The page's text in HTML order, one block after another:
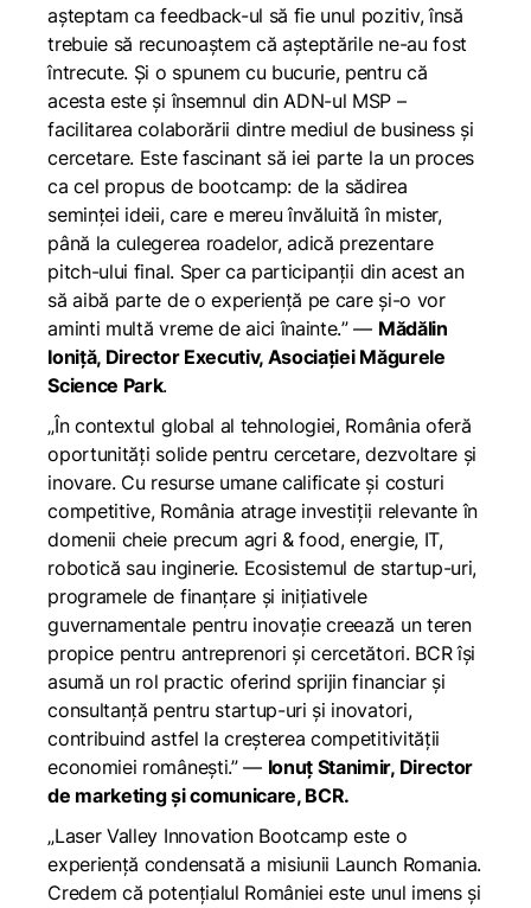
așteptam ca feedback-ul să fie unul pozitiv, însă
trebuie să recunoaștem că așteptările ne-au fost
întrecute. Și o spunem cu bucurie, pentru că
acesta este și însemnul din ADN-ul MSP –
facilitarea colaborării dintre mediul de business și
cercetare. Este fascinant să iei parte la un proces
ca cel propus de bootcamp: de la sădirea
seminței ideii, care e mereu învăluită în mister,
până la culegerea roadelor, adică prezentare
pitch-ului final. Sper ca participanții din acest an
să aibă parte de o experiență pe care și-o vor
aminti multă vreme de aici înainte.” — Mădălin
Ioniță, Director Executiv, Asociației Măgurele
Science Park.
„În contextul global al tehnologiei, România oferă
oportunități solide pentru cercetare, dezvoltare și
inovare. Cu resurse umane calificate și costuri
competitive, România atrage investiții relevante în
domenii cheie precum agri & food, energie, IT,
robotică sau inginerie. Ecosistemul de startup-uri,
programele de finanțare și inițiativele
guvernamentale pentru inovație creează un teren
propice pentru antreprenori și cercetători. BCR își
asumă un rol practic oferind sprijin financiar și
consultanță pentru startup-uri și inovatori,
contribuind astfel la creșterea competitivității
economiei românești.”— Ionuț Stanimir, Director
de marketing și comunicare, BCR.
„Laser Valley Innovation Bootcamp este o
experiență condensată a misiunii Launch Romania.
Credem că potențialul României este unul imens și